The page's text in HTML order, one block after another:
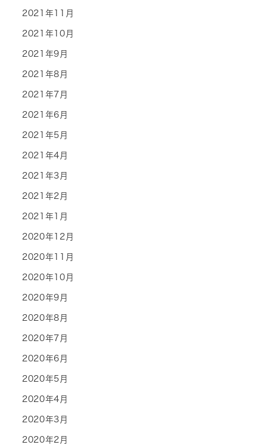
2021年11月
2021年10月
2021年9月
2021年8月
2021年7月
2021年6月
2021年5月
2021年4月
2021年3月
2021年2月
2021年1月
2020年12月
2020年11月
2020年10月
2020年9月
2020年8月
2020年7月
2020年6月
2020年5月
2020年4月
2020年3月
2020年2月